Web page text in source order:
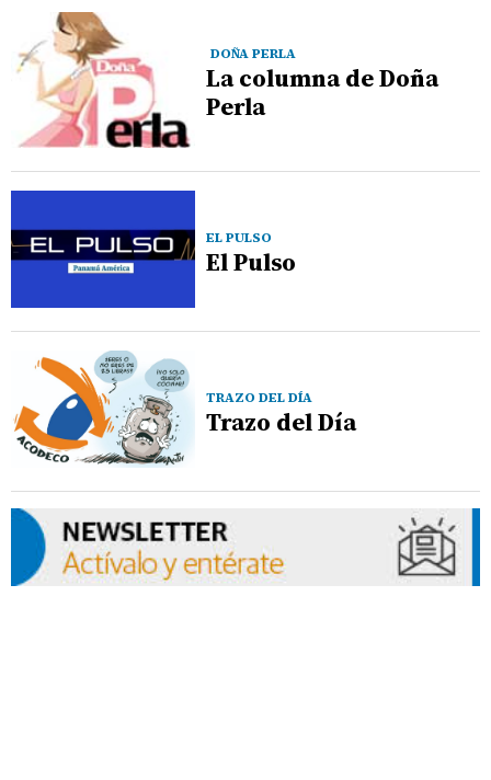
DOÑA PERLA
La columna de Doña
Perla
EL PULSO
El Pulso
TRAZO DEL DÍA
Trazo del Día